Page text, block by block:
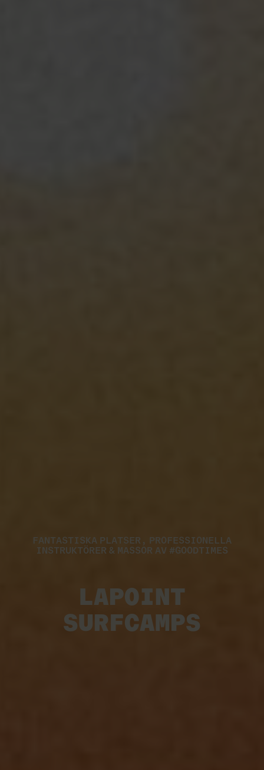
FANTASTISKA PLATSER, PROFESSIONELLA
INSTRUKTÖRER & MASSOR AV #GOODTIMES
LAPOINT
SURFCAMPS